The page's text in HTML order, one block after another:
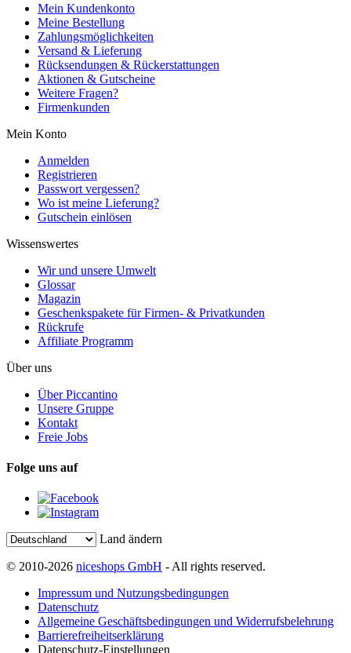
Mein Kundenkonto
Meine Bestellung
Zahlungsmöglichkeiten
Versand & Lieferung
Rücksendungen & Rückerstattungen
Aktionen & Gutscheine
Weitere Fragen?
Firmenkunden
Mein Konto
Anmelden
Registrieren
Passwort vergessen?
Wo ist meine Lieferung?
Gutschein einlösen
Wissenswertes
Wir und unsere Umwelt
Glossar
Magazin
Geschenkspakete für Firmen- & Privatkunden
Rückrufe
Affiliate Programm
Über uns
Über Piccantino
Unsere Gruppe
Kontakt
Freie Jobs
Folge uns auf
Land ändern
© 2010-2026 niceshops GmbH - All rights reserved.
Impressum und Nutzungsbedingungen
Datenschutz
Allgemeine Geschäftsbedingungen und Widerrufsbelehrung
Barrierefreiheitserklärung
Datenschutz-Einstellungen